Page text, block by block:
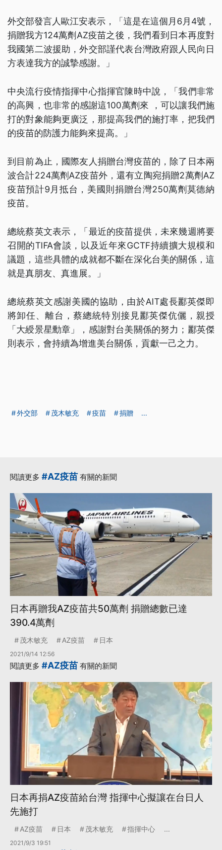
外交部發言人歐江安表示，「這是在這個月6月4號，
捐贈我方124萬劑AZ疫苗之後，我們看到日本再度對
我國第二波援助，外交部謹代表台灣政府跟人民向日
方表達我方的誠摯感謝。」
中央流行疫情指揮中心指揮官陳時中說，「我們非常
的高興，也非常的感謝這100萬劑來 ，可以讓我們施
打的對象能夠更廣泛，那提高我們的施打率，把我們
的疫苗的防護力能夠來提高。」
到目前為止，國際友人捐贈台灣疫苗的，除了日本兩
波合計224萬劑AZ疫苗外，還有立陶宛捐贈2萬劑AZ
疫苗預計9月抵台，美國則捐贈台灣250萬劑莫德納
疫苗。
總統蔡英文表示，「最近的疫苗提供，未來幾週將要
召開的TIFA會談，以及近年來GCTF持續擴大規模和
議題，這些具體的成就都不斷在深化台美的關係，這
就是真朋友、真進展。」
總統蔡英文感謝美國的協助，由於AIT處長酈英傑即
將卸任、離台，蔡總統特別接見酈英傑伉儷，親授
「大綬景星勳章」，感謝對台美關係的努力；酈英傑
則表示，會持續為增進美台關係，貢獻一己之力。
外交部 茂木敏充 疫苗 捐贈 ...
閱讀更多 #AZ疫苗 有關的新聞
日本再贈我AZ疫苗共50萬劑 捐贈總數已達
390.4萬劑
茂木敏充 AZ疫苗 日本
2021/9/14 12:56
閱讀更多 #AZ疫苗 有關的新聞
日本再捐AZ疫苗給台灣 指揮中心擬讓在台日人
先施打
AZ疫苗 日本 茂木敏充 指揮中心 ...
2021/9/3 19:51